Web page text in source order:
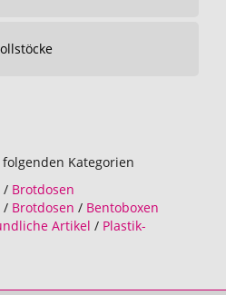
Kategorien
/ Brotdosen
/ Brotdosen / Bentoboxen
Artikel / Plastik-